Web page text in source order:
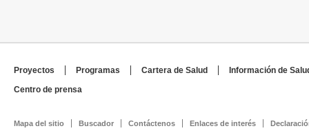
Proyectos Programas Cartera de Salud
Información de
Centro de prensa
Mapa del sitio Buscador Contáctenos Enlaces de interés